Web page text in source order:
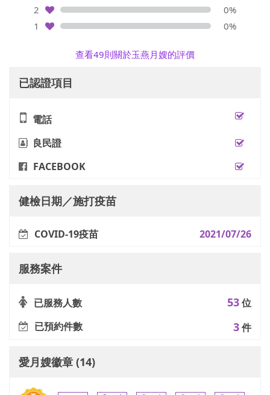
2
0%
1
0%
查看49則關於玉燕月嫂的評價
已認證項目
電話
良民證
FACEBOOK
健檢日期／施打疫苗
COVID-19疫苗 2021/07/26
服務案件
已服務人數 53位
已預約件數
3件
愛月嫂徽章 (14)